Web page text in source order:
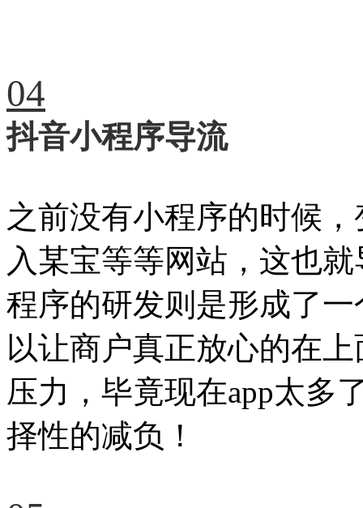
04
抖音小程序导流
之前没有小程序的时候
入某宝等等网站，这也
程序的研发则是形成了
以让商户真正放心的在
压力，毕竟现在app太多
择性的减负！